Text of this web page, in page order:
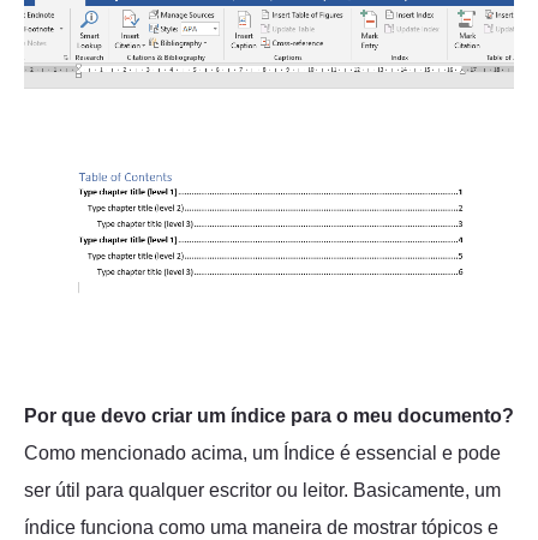
Por que devo criar um índice para o meu documento?
Como mencionado acima, um Índice é essencial e pode
ser útil para qualquer escritor ou leitor. Basicamente, um
índice funciona como uma maneira de mostrar tópicos e